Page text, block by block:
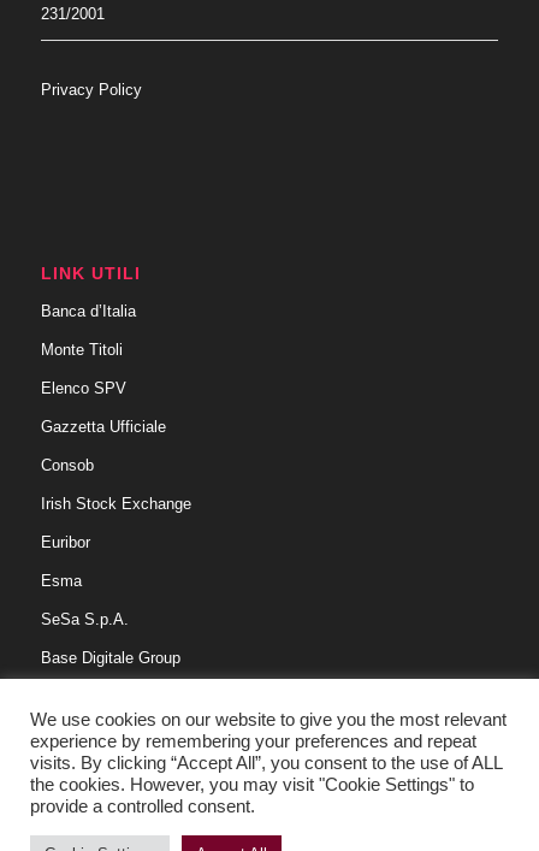
231/2001
Privacy Policy
LINK UTILI
Banca d’Italia
Monte Titoli
Elenco SPV
Gazzetta Ufficiale
Consob
Irish Stock Exchange
Euribor
Esma
SeSa S.p.A.
Base Digitale Group
Copyright © 2016 Centotrenta Servicing S.p.a. Tutti i diritti riservati. | P.IVA
This is a notification that can be used for cookie consent or other
important news. It also got a modal window now! Click "learn
We use cookies on our website to give you the most relevant
experience by remembering your preferences and repeat
visits. By clicking “Accept All”, you consent to the use of ALL
the cookies. However, you may visit "Cookie Settings" to
provide a controlled consent.